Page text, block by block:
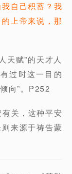
自己积蓄？我
上帝来说，那
天赋”的天才人
过时这一目的
向”。P252
关，这种平安
来源于祷告蒙